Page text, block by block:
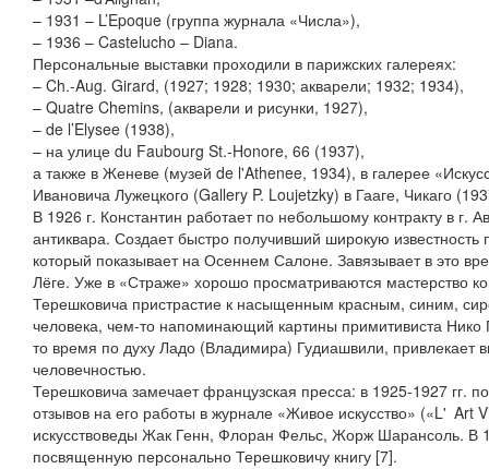
– 1931 – L’Epoque (группа журнала «Числа»),
– 1936 – Castelucho – Diana.
Персональные выставки проходили в парижских галереях:
– Ch.-Aug. Girard, (1927; 1928; 1930; акварели; 1932; 1934),
– Quatre Chemins, (акварели и рисунки, 1927),
– de l’Elysee (1938),
– на улице du Faubourg St.-Honore, 66 (1937),
а также в Женеве (музей de l'Athenee, 1934), в галерее
Ивановича Лужецкого (Gallery P. Loujetzky) в Гааге, Чикаго
В 1926 г. Константин работает по небольшому контракту в г.
антиквара. Создает быстро получивший широкую
который показывает на Осеннем Салоне. Завязывает в это
Лёге. Уже в «Страже» хорошо просматриваются мастерство
Терешковича пристрастие к насыщенным красным, синим,
человека, чем-то напоминающий картины примитивиста
то время по духу Ладо (Владимира) Гудиашвили, привлекает
человечностью.
Терешковича замечает французская пресса: в 1925-1927 гг.
отзывов на его работы в журнале «Живое искусство» («L' Art
искусствоведы Жак Генн, Флоран Фельс, Жорж Шарансоль. В
посвященную персонально Терешковичу книгу [7].